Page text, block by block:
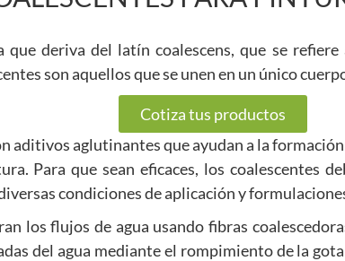
que deriva del latín coalescens, que se
son aquellos que se unen en un único
Cotiza tus productos
aditivos aglutinantes que ayudan a la
Para que sean eficaces, los coalescentes
condiciones de aplicación y
los flujos de agua usando fibras
del agua mediante el rompimiento de la